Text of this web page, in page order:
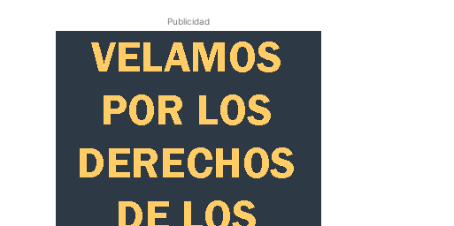
Publicidad